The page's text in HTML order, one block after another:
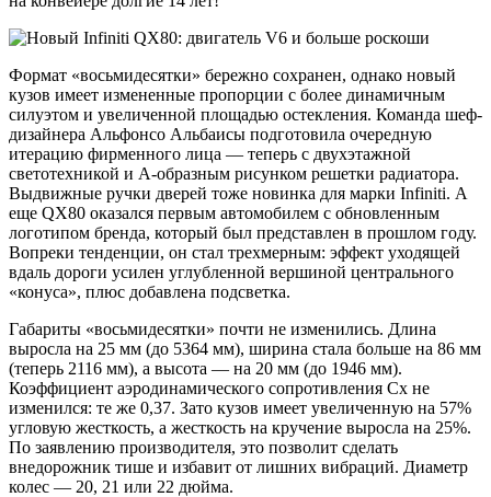
Формат «восьмидесятки» бережно сохранен, однако новый
кузов имеет измененные пропорции с более динамичным
силуэтом и увеличенной площадью остекления. Команда шеф-
дизайнера Альфонсо Альбаисы подготовила очередную
итерацию фирменного лица — теперь с двухэтажной
светотехникой и А-образным рисунком решетки радиатора.
Выдвижные ручки дверей тоже новинка для марки Infiniti. А
еще QX80 оказался первым автомобилем с обновленным
логотипом бренда, который был представлен в прошлом году.
Вопреки тенденции, он стал трехмерным: эффект уходящей
вдаль дороги усилен углубленной вершиной центрального
«конуса», плюс добавлена подсветка.
Габариты «восьмидесятки» почти не изменились. Длина
выросла на 25 мм (до 5364 мм), ширина стала больше на 86 мм
(теперь 2116 мм), а высота — на 20 мм (до 1946 мм).
Коэффициент аэродинамического сопротивления Cx не
изменился: те же 0,37. Зато кузов имеет увеличенную на 57%
угловую жесткость, а жесткость на кручение выросла на 25%.
По заявлению производителя, это позволит сделать
внедорожник тише и избавит от лишних вибраций. Диаметр
колес — 20, 21 или 22 дюйма.